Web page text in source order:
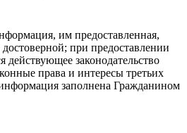
им предоставленная,
при предоставлении
законодательство
права и интересы третьих
заполнена Гражданином